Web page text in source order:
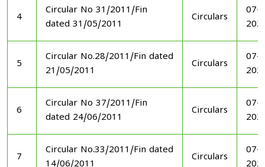
4
Circular No 31/2011/Fin
dated 31/05/2011
Circulars
07-
5
Circular No.28/2011/Fin dated
21/05/2011
Circulars
07-
6
Circular No 37/2011/Fin
dated 24/06/2011
Circulars
07-
7
Circular No.33/2011/Fin dated
14/06/2011
Circulars
07-